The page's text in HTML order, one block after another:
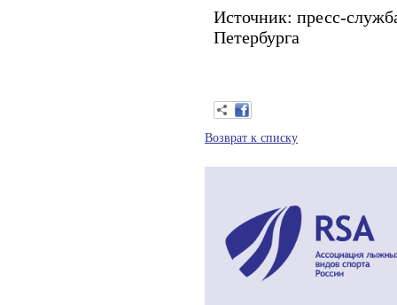
Источник: пресс-
Петербурга
Возврат к списку